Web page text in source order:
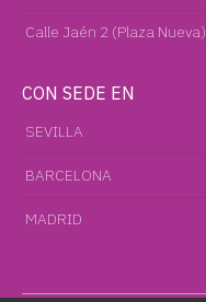
Calle Jaén 2 (Plaza Nueva)
CON SEDE EN
SEVILLA
BARCELONA
MADRID